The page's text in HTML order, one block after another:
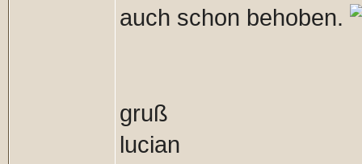
auch schon behoben.
gruß
lucian